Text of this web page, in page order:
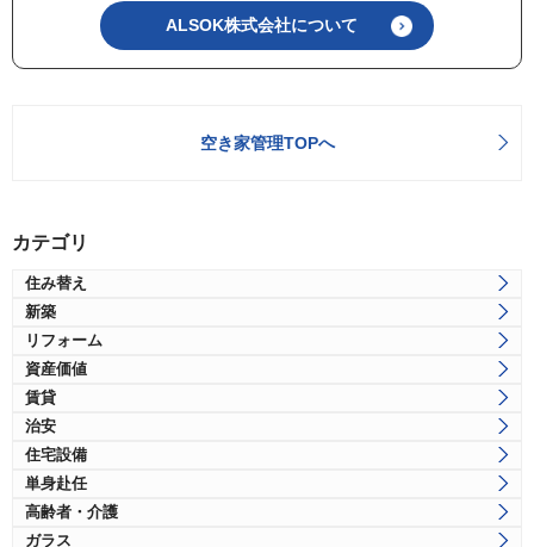
ALSOK株式会社について
空き家管理TOPへ
カテゴリ
住み替え
新築
リフォーム
資産価値
賃貸
治安
住宅設備
単身赴任
高齢者・介護
ガラス